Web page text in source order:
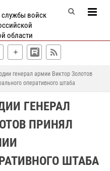
войск
области
генерал армии Виктор Золотов
оперативного штаба
ГЕНЕРАЛ
ПРИНЯЛ
ШТАБА